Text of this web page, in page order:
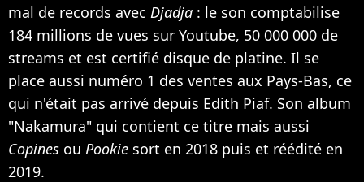
mal de records avec Djadja : le son comptabilise
184 millions de vues sur Youtube, 50 000 000 de
streams et est certifié disque de platine. Il se
place aussi numéro 1 des ventes aux Pays-Bas, ce
qui n'était pas arrivé depuis Edith Piaf. Son album
"Nakamura" qui contient ce titre mais aussi
Copines ou Pookie sort en 2018 puis et réédité en
2019.